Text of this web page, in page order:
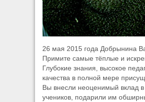
26 мая 2015 года Добрынина
Примите самые тёплые и
Глубокие знания, высокое
качества в полной мере
Вы внесли неоценимый вклад
учеников, подарили им